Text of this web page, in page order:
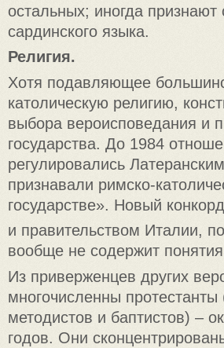
остальных; иногда признают
сардинского языка.
Религия.
Хотя подавляющее
католическую религию,
выбора вероисповедания и
государства. До 1984
регулировались
признавали римско-
государстве». Новый
и правительством Италии,
вообще не содержит
Из приверженцев других
многочисленны
методистов и баптистов) –
годов. Они